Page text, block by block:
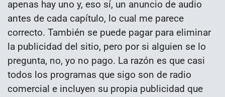
apenas hay uno y, eso sí, un anuncio de audio
antes de cada capítulo, lo cual me parece
correcto. También se puede pagar para eliminar
la publicidad del sitio, pero por si alguien se lo
pregunta, no, yo no pago. La razón es que casi
todos los programas que sigo son de radio
comercial e incluyen su propia publicidad que